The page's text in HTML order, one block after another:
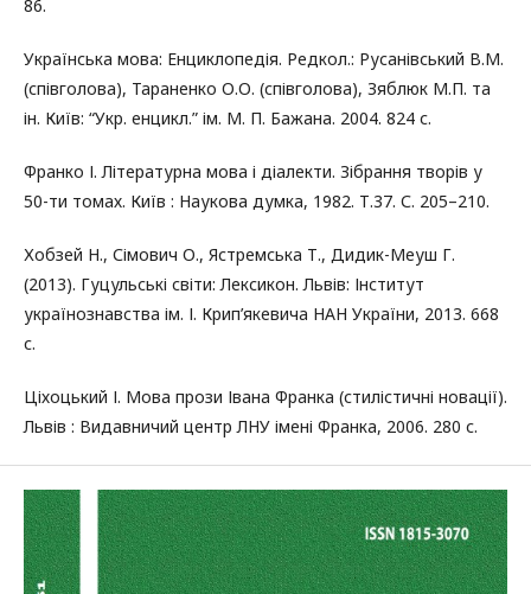
86.
Українська мова: Енциклопедія. Редкол.: Русанівський В.М.
(співголова), Тараненко О.О. (співголова), Зяблюк М.П. та
ін. Київ: “Укр. енцикл.” ім. М. П. Бажана. 2004. 824 с.
Франко І. Літературна мова і діалекти. Зібрання творів у
50-ти томах. Київ : Наукова думка, 1982. Т.37. С. 205–210.
Хобзей Н., Сімович О., Ястремська Т., Дидик-Меуш Г.
(2013). Гуцульські світи: Лексикон. Львів: Інститут
українознавства ім. І. Крип’якевича НАН України, 2013. 668
с.
Ціхоцький І. Мова прози Івана Франка (стилістичні новації).
Львів : Видавничий центр ЛНУ імені Франка, 2006. 280 с.